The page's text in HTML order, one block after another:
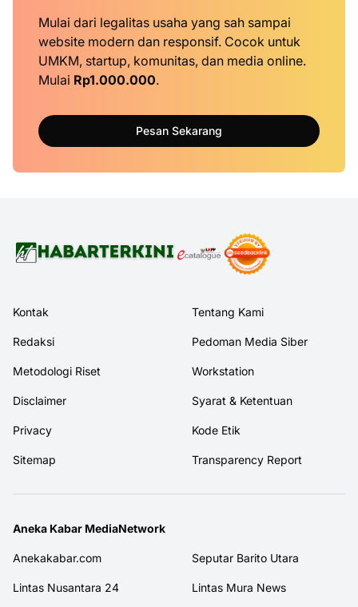
Mulai dari legalitas usaha yang sah sampai
website modern dan responsif. Cocok untuk
UMKM, startup, komunitas, dan media online.
Mulai Rp1.000.000.
Pesan Sekarang
Kontak Tentang Kami
Redaksi Pedoman Media Siber
Metodologi Riset Workstation
Disclaimer Syarat & Ketentuan
Privacy Kode Etik
Sitemap Transparency Report
Aneka Kabar MediaNetwork
Anekakabar.com Seputar Barito Utara
Lintas Nusantara 24 Lintas Mura News